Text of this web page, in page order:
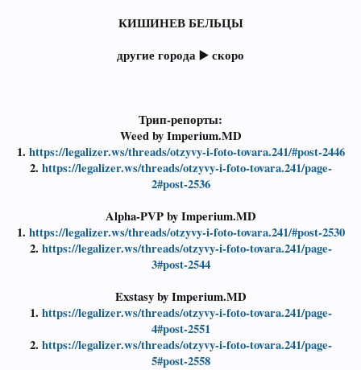
КИШИНЕВ БЕЛЬЦЫ
другие города ▶️ скоро
Трип-репорты:
Weed by Imperium.MD
1. https://legalizer.ws/threads/otzyvy-i-foto-tovara.241/#post-2446
2. https://legalizer.ws/threads/otzyvy-i-foto-tovara.241/page-
2#post-2536
Alpha-PVP by Imperium.MD
1. https://legalizer.ws/threads/otzyvy-i-foto-tovara.241/#post-2530
2. https://legalizer.ws/threads/otzyvy-i-foto-tovara.241/page-
3#post-2544
Exstasy by Imperium.MD
1. https://legalizer.ws/threads/otzyvy-i-foto-tovara.241/page-
4#post-2551
2. https://legalizer.ws/threads/otzyvy-i-foto-tovara.241/page-
5#post-2558